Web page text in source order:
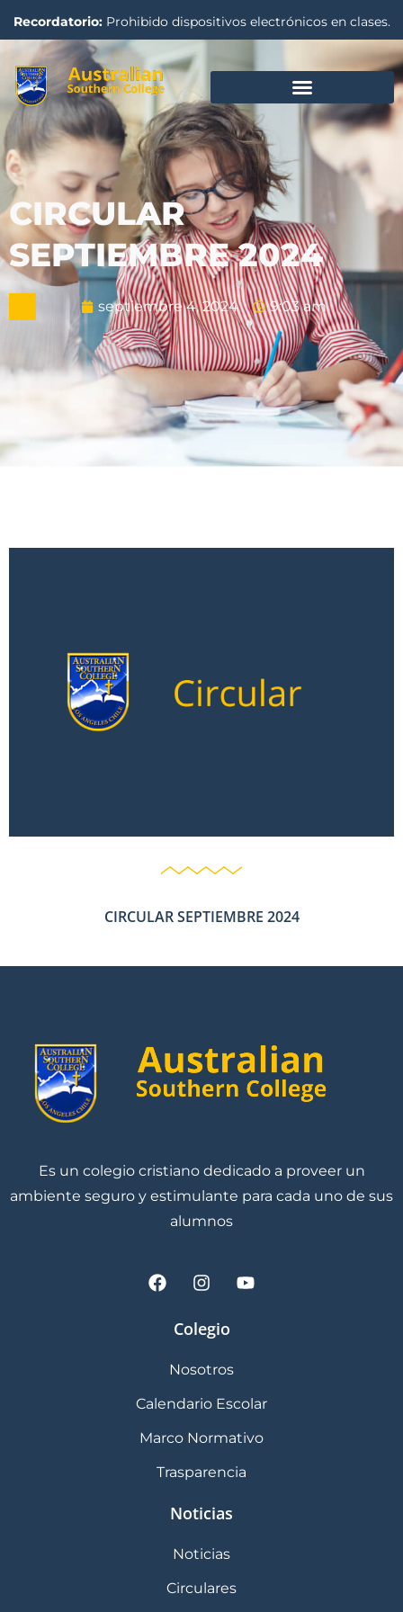
Recordatorio:Prohibido dispositivos electrónicos en clases.
CIRCULAR
SEPTIEMBRE 2024
septiembre 4, 2024 9:03 am
CIRCULAR SEPTIEMBRE 2024
Es un colegio cristiano dedicado a proveer un
ambiente seguro y estimulante para cada uno de sus
alumnos
Colegio
Nosotros
Calendario Escolar
Marco Normativo
Trasparencia
Noticias
Noticias
Circulares